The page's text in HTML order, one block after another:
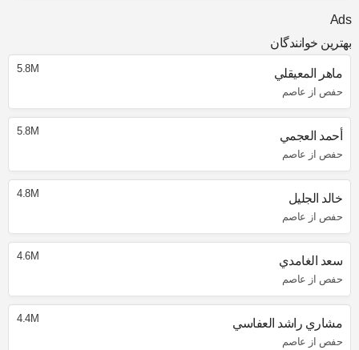
Ads
بهترین خوانندگان
ماهر المعيقلي
حفص از عاصم
5.8M
أحمد العجمي
حفص از عاصم
5.8M
خالد الجليل
حفص از عاصم
4.8M
سعد الغامدي
حفص از عاصم
4.6M
مشاري راشد العفاسي
حفص از عاصم
4.4M